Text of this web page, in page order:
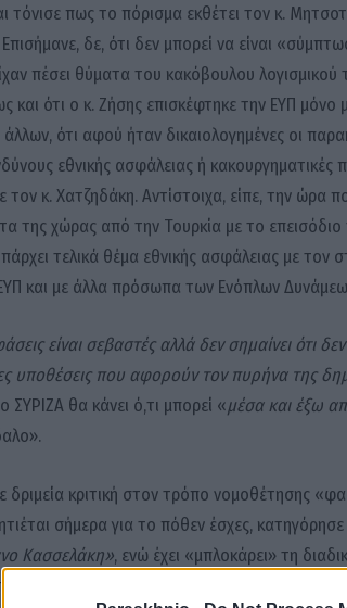
τόνισε πως το πόρισμα εκθέτει τον κ.
δε, ότι δεν μπορεί να είναι
πέσει θύματα του κακόβουλου
και ότι ο κ. Ζήσης επισκέφτηκε την ΕΥΠ
ότι αφού ήταν δικαιολογημένες οι
εθνικής ασφάλειας ή κακουργηματικές
τον κ. Χατζηδάκη. Αντίστοιχα, είπε, την ώρα
της χώρας από την Τουρκία με το
τελικά θέμα εθνικής ασφάλειας με
και με άλλα πρόσωπα των Ενόπλων
είναι σεβαστές αλλά δεν σημαίνει ότι
υποθέσεις που αφορούν τον πυρήνα της
ΣΥΡΙΖΑ θα κάνει ό,τι μπορεί «μέσα και έξω
δριμεία κριτική στον τρόπο νομοθέτησης
σήμερα για το πόθεν έσχες,
Κασσελάκη», ενώ έχει «μπλοκάρει» τη
στοιχείων». Σημείωσε, δε, ότι ακόμα και